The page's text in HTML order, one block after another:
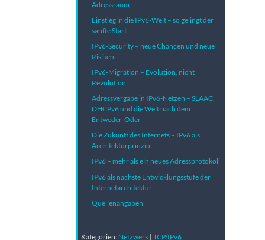
Adressraum
Einstieg in die IPv6-Welt – so gelingt der
sanfte Start
IPv6-Security – neue Chancen und neue
Risiken
IPv6-Migration – Evolution, nicht
Revolution
Adressvergabe in IPv6-Netzen – SLAAC,
DHCPv6 und die Welt nach dem
Entweder-Oder
Die Zukunft des Internets – IPv6 als
Architekturprinzip
IPv6 – mehr als ein neues Adressprotokoll
IPv6 als nächste Entwicklungsstufe der
Internetarchitektur
Quellenangaben
Kategorien: Netzwerk |TCP/IPv6